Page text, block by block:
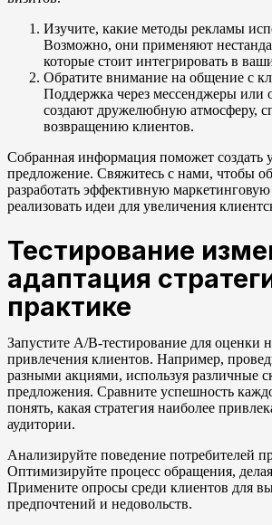
Изучите, какие методы рекламы
Возможно, они применяют
которые стоит интегрировать в
Обратите внимание на общение с
Поддержка через мессенджеры или
создают дружелюбную атмосферу,
возвращению клиентов.
Собранная информация поможет создать
предложение. Свяжитесь с нами, чтобы
разработать эффективную
реализовать идеи для увеличения
Тестирование
адаптация
практике
Запустите A/B-тестирование для оценки
привлечения клиентов. Например,
разными акциями, используя различные
предложения. Сравните успешность
понять, какая стратегия наиболее
аудитории.
Анализируйте поведение потребителей
Оптимизируйте процесс обращения,
Примените опросы среди клиентов для
предпочтений и недовольств.